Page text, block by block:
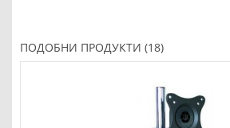
ПОДОБНИ ПРОДУКТИ (18)